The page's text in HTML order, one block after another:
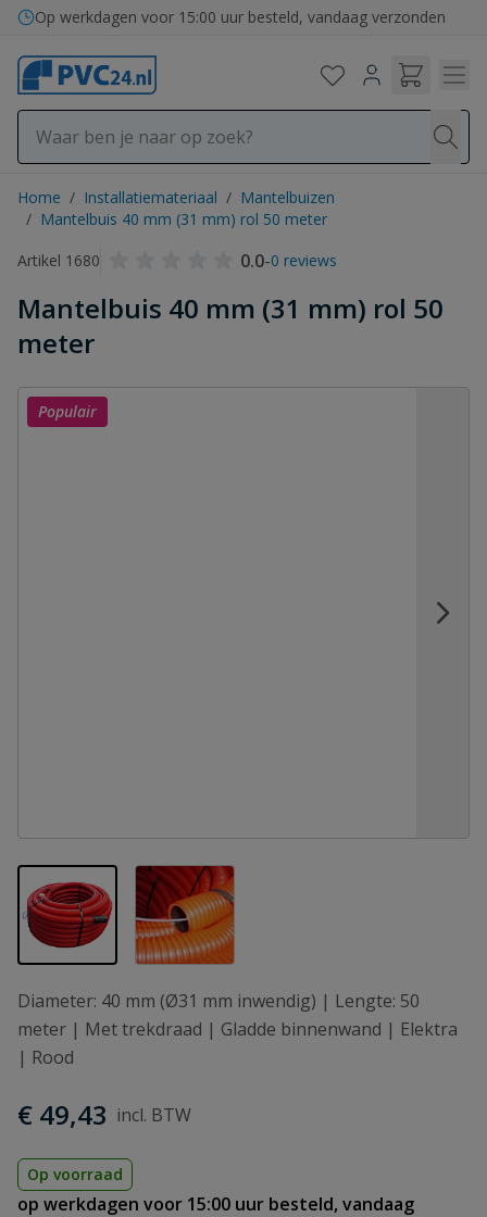
Ga naar de inhoud
Op werkdagen voor 15:00 uur besteld, vandaag verzonden
Home / Installatiemateriaal / Mantelbuizen
/ Mantelbuis 40 mm (31 mm) rol 50 meter
Artikel 1680
0.0-0 reviews
Mantelbuis 40 mm (31 mm) rol 50
meter
Populair
View larger imageView larger image
Diameter: 40 mm (Ø31 mm inwendig) | Lengte: 50
meter | Met trekdraad | Gladde binnenwand | Elektra
| Rood
€ 49,43
Op voorraad
op werkdagen voor 15:00 uur besteld, vandaag